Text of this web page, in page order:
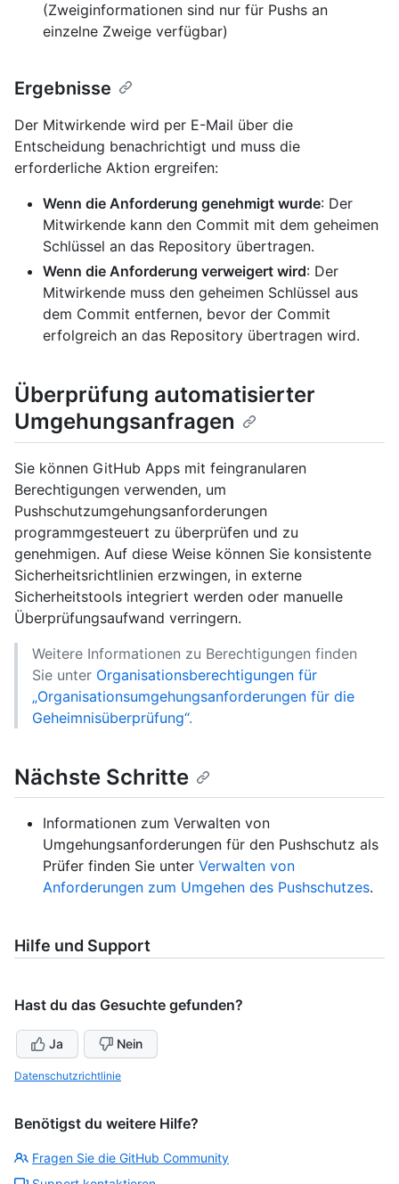
(Zweiginformationen sind nur für Pushs an
einzelne Zweige verfügbar)
Ergebnisse
Der Mitwirkende wird per E-Mail über die
Entscheidung benachrichtigt und muss die
erforderliche Aktion ergreifen:
Wenn die Anforderung genehmigt wurde: Der
Mitwirkende kann den Commit mit dem geheimen
Schlüssel an das Repository übertragen.
Wenn die Anforderung verweigert wird: Der
Mitwirkende muss den geheimen Schlüssel aus
dem Commit entfernen, bevor der Commit
erfolgreich an das Repository übertragen wird.
Überprüfung automatisierter
Umgehungsanfragen
Sie können GitHub Apps mit feingranularen
Berechtigungen verwenden, um
Pushschutzumgehungsanforderungen
programmgesteuert zu überprüfen und zu
genehmigen. Auf diese Weise können Sie konsistente
Sicherheitsrichtlinien erzwingen, in externe
Sicherheitstools integriert werden oder manuelle
Überprüfungsaufwand verringern.
Weitere Informationen zu Berechtigungen finden
Sie unter Organisationsberechtigungen für
„Organisationsumgehungsanforderungen für die
Geheimnisüberprüfung“.
Nächste Schritte
Informationen zum Verwalten von
Umgehungsanforderungen für den Pushschutz als
Prüfer finden Sie unter Verwalten von
Anforderungen zum Umgehen des Pushschutzes.
Hilfe und Support
Hast du das Gesuchte gefunden?
Ja Nein
Datenschutzrichtlinie
Benötigst du weitere Hilfe?
Fragen Sie die GitHub Community